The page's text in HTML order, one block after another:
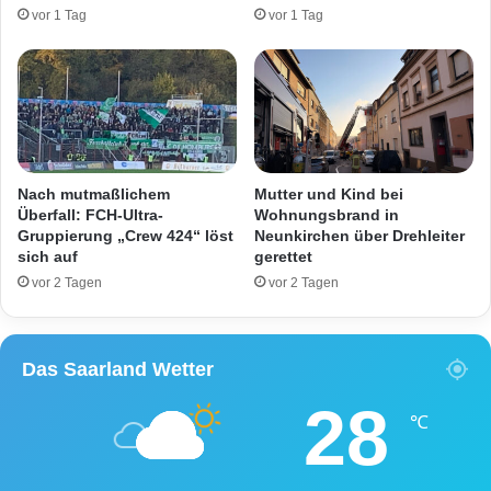
i
e
r
–
P
o
l
i
z
e
i
e
s
k
a
l
i
e
r
e
n
G
vor 1 Tag vor 1 Tag
Nach mutmaßlichem
Überfall: FCH-Ultra-
Gruppierung „Crew 424“ löst
sich auf
vor 2 Tagen
Mutter und Kind bei
Wohnungsbrand in
Neunkirchen über Drehleiter
gerettet
vor 2 Tagen
Das Saarland Wetter
28 ℃